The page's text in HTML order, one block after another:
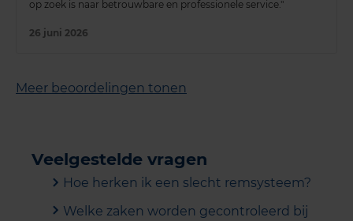
op zoek is naar betrouwbare en professionele service."
26 juni 2026
Meer beoordelingen tonen
Veelgestelde vragen
Hoe herken ik een slecht remsysteem?
Welke zaken worden gecontroleerd bij